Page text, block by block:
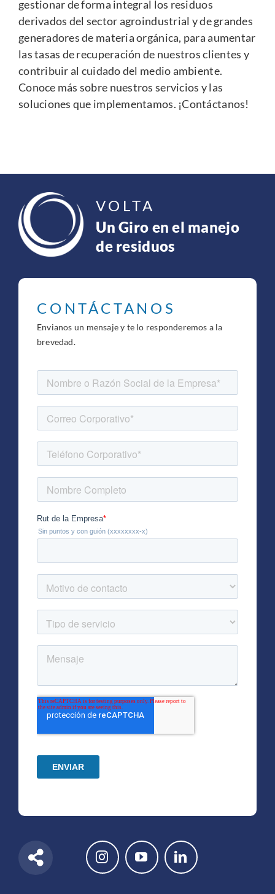
gestionar de forma integral los residuos
derivados del sector agroindustrial y de grandes
generadores de materia orgánica, para aumentar
las tasas de recuperación de nuestros clientes y
contribuir al cuidado del medio ambiente.
Conoce más sobre nuestros servicios y las
soluciones que implementamos. ¡Contáctanos!
VOLTA
Un Giro en el manejo
de residuos
CONTÁCTANOS
Envianos un mensaje y te lo responderemos a la
brevedad.